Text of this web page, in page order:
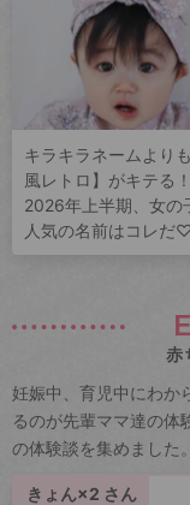
キラキラネームより
風レトロ】がキテる！
2026年上半期、女の
人気の名前はコレだ♡
赤
妊娠中、育児中にわか
るのが先輩ママ達の体
の体験談を集めました。
きょん×2 さん